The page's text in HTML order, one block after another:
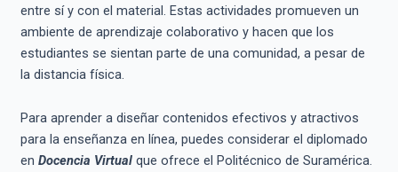
entre sí y con el material. Estas actividades promueven un
ambiente de aprendizaje colaborativo y hacen que los
estudiantes se sientan parte de una comunidad, a pesar de
la distancia física.
Para aprender a diseñar contenidos efectivos y atractivos
para la enseñanza en línea, puedes considerar el diplomado
en Docencia Virtualque ofrece el Politécnico de Suramérica.